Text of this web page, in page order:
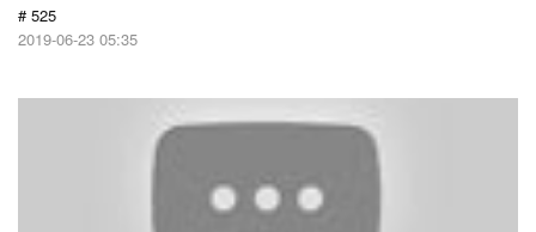
# 525
2019-06-23 05:35